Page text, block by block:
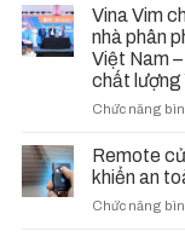
Vina Vim
nhà phân
Việt Nam
chất lượng
Chức năng
Remote
khiển an
Chức năng